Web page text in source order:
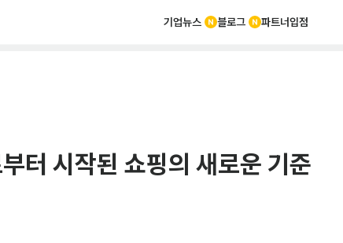
기업뉴스 블로그 파트너입점
터 시작된 쇼핑의 새로운 기준